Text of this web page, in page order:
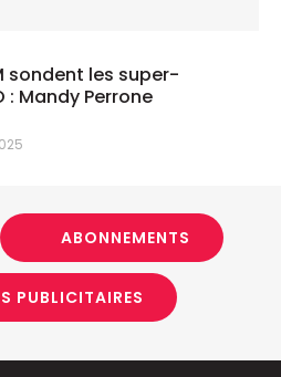
sondent les super-
: Mandy Perrone
ABONNEMENTS
PUBLICITAIRES